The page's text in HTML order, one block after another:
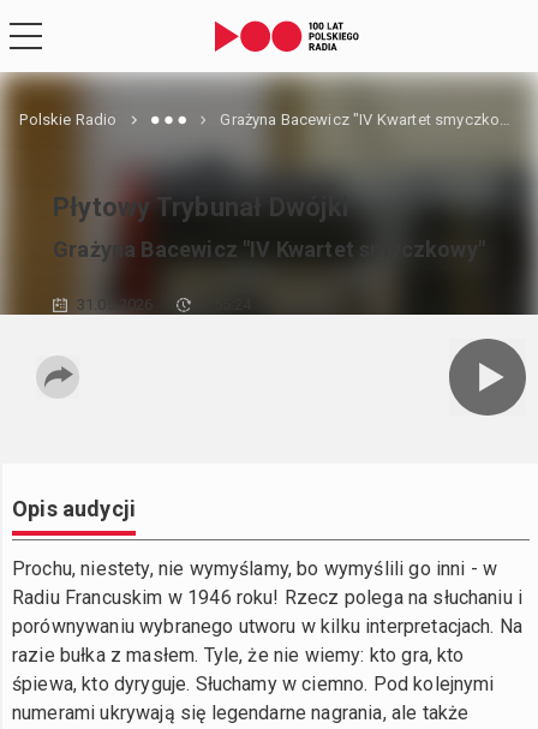
Polskie Radio Grażyna Bacewicz "IV Kwartet smyczkowy"
Płytowy Trybunał Dwójki
Grażyna Bacewicz "IV Kwartet smyczkowy"
31.05.2026
Opis audycji
Prochu, niestety, nie wymyślamy, bo wymyślili go inni - w
Radiu Francuskim w 1946 roku! Rzecz polega na słuchaniu i
porównywaniu wybranego utworu w kilku interpretacjach. Na
razie bułka z masłem. Tyle, że nie wiemy: kto gra, kto
śpiewa, kto dyryguje. Słuchamy w ciemno. Pod kolejnymi
numerami ukrywają się legendarne nagrania, ale także